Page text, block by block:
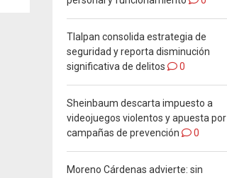
Tlalpan consolida estrategia de
seguridad y reporta disminución
significativa de delitos
0
Sheinbaum descarta impuesto a
videojuegos violentos y apuesta por
campañas de prevención
0
Moreno Cárdenas advierte: sin